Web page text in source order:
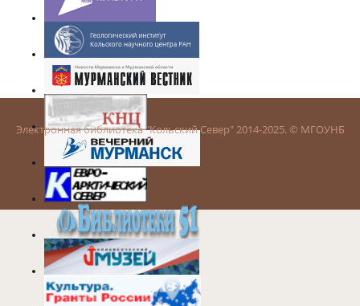
Электронная библиотека "Кольский Север" 2014-2025. © МГОУНБ